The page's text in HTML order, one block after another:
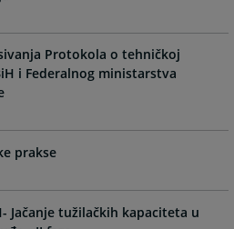
Protokola o tehničkoj
i Federalnog ministarstva
prakse
Jačanje tužilačkih kapaciteta u